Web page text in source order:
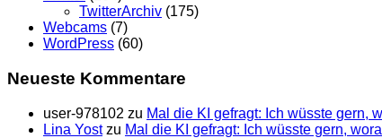
TwitterArchiv (175)
Webcams (7)
WordPress (60)
Neueste Kommentare
user-978102 zu Mal die KI gefragt: Ich wüsste gern,
Lina Yostzu Mal die KI gefragt: Ich wüsste gern,